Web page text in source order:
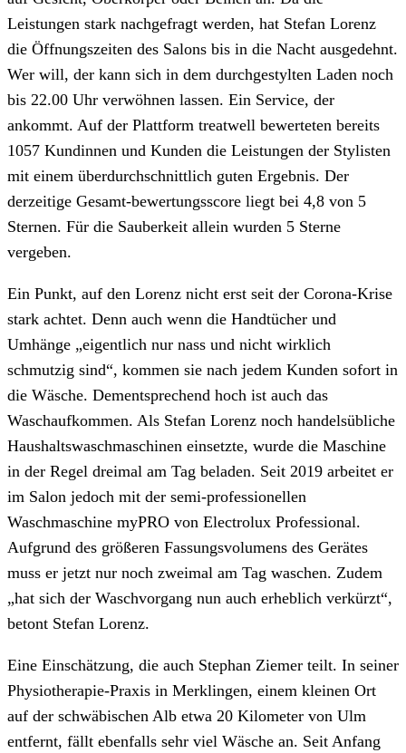
Leistungen stark nachgefragt werden, hat Stefan Lorenz
die Öffnungszeiten des Salons bis in die Nacht ausgedehnt.
Wer will, der kann sich in dem durchgestylten Laden noch
bis 22.00 Uhr verwöhnen lassen. Ein Service, der
ankommt. Auf der Plattform treatwell bewerteten bereits
1057 Kundinnen und Kunden die Leistungen der Stylisten
mit einem überdurchschnittlich guten Ergebnis. Der
derzeitige Gesamt-bewertungsscore liegt bei 4,8 von 5
Sternen. Für die Sauberkeit allein wurden 5 Sterne
vergeben.
Ein Punkt, auf den Lorenz nicht erst seit der Corona-Krise
stark achtet. Denn auch wenn die Handtücher und
Umhänge „eigentlich nur nass und nicht wirklich
schmutzig sind“, kommen sie nach jedem Kunden sofort in
die Wäsche. Dementsprechend hoch ist auch das
Waschaufkommen. Als Stefan Lorenz noch handelsübliche
Haushaltswaschmaschinen einsetzte, wurde die Maschine
in der Regel dreimal am Tag beladen. Seit 2019 arbeitet er
im Salon jedoch mit der semi-professionellen
Waschmaschine myPRO von Electrolux Professional.
Aufgrund des größeren Fassungsvolumens des Gerätes
muss er jetzt nur noch zweimal am Tag waschen. Zudem
„hat sich der Waschvorgang nun auch erheblich verkürzt“,
betont Stefan Lorenz.
Eine Einschätzung, die auch Stephan Ziemer teilt. In seiner
Physiotherapie-Praxis in Merklingen, einem kleinen Ort
auf der schwäbischen Alb etwa 20 Kilometer von Ulm
entfernt, fällt ebenfalls sehr viel Wäsche an. Seit Anfang